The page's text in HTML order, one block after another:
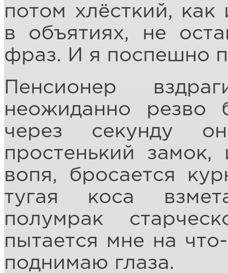
потом хлёсткий, как
в объятиях, не
фраз. И я поспешно
Пенсионер
неожиданно резво
через секунду
простенький
вопя, бросается
тугая коса
полумрак
пытается мне на
поднимаю глаза.